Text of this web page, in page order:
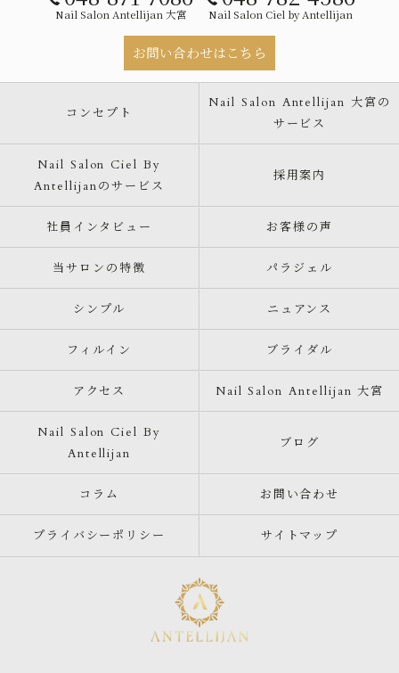
Nail Salon Antellijan 大宮 Nail Salon Ciel by Antellijan
お問い合わせはこちら
コンセプト
Nail Salon Antellijan 大宮の
サービス
Nail Salon Ciel By
Antellijanのサービス
採用案内
社員インタビュー お客様の声
当サロンの特徴 パラジェル
シンプル ニュアンス
フィルイン ブライダル
アクセス Nail Salon Antellijan 大宮
Nail Salon Ciel By
Antellijan
ブログ
コラム お問い合わせ
プライバシーポリシー サイトマップ